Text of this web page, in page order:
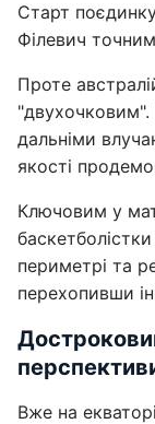
Старт
Філевич
Проте
"двухочковим".
дальніми
якості
Ключовим у
периметрі та
перехопивши
Вже на